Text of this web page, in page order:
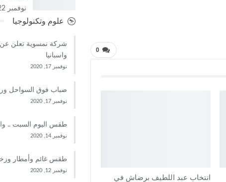
0
انتخاب عبد اللطيف برضاش في
نوفمبر 22, 2020
علوم وتكنولوجيا
شركة نمسوية تعلن
واسبانيا
نوفمبر 17, 2020
ضباب فوق السواحل
نوفمبر 17, 2020
طقس اليوم السبت ..
نوفمبر 14, 2020
طقس غائم وأمطار
نوفمبر 12, 2020